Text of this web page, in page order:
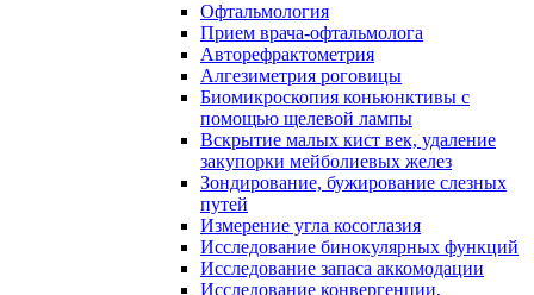
Офтальмология
Прием врача-офтальмолога
Авторефрактометрия
Алгезиметрия роговицы
Биомикроскопия коньюнктивы с
помощью щелевой лампы
Вскрытие малых кист век, удаление
закупорки мейболиевых желез
Зондирование, бужирование слезных
путей
Измерение угла косоглазия
Исследование бинокулярных функций
Исследование запаса аккомодации
Исследование конвергенции,